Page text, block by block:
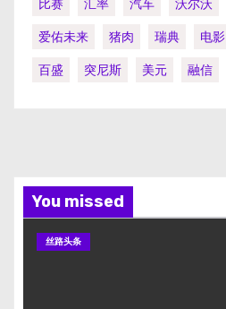
比赛
汇率 汽车 沃尔沃
爱佑未来
猪肉 瑞典 电影
百盛
突尼斯 美元 融信
You missed
丝路头条